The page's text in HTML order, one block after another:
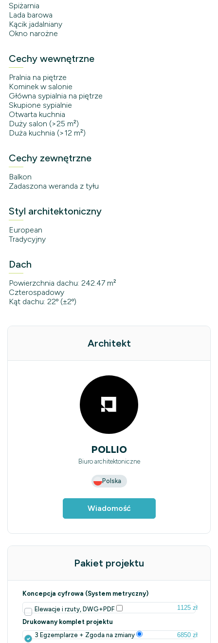
Spiżarnia
Lada barowa
Kącik jadalniany
Okno narożne
Cechy wewnętrzne
Pralnia na piętrze
Kominek w salonie
Główna sypialnia na piętrze
Skupione sypialnie
Otwarta kuchnia
Duży salon (>25 m²)
Duża kuchnia (>12 m²)
Cechy zewnętrzne
Balkon
Zadaszona weranda z tyłu
Styl architektoniczny
European
Tradycyjny
Dach
Powierzchnia dachu: 242.47 m²
Czterospadowy
Kąt dachu: 22º (±2º)
Architekt
POLLIO
Biuro architektoniczne
Polska
Wiadomość
Pakiet projektu
Koncepcja cyfrowa (System metryczny)
Elewacje i rzuty, DWG+PDF
1125 zł
Drukowany komplet projektu
3 Egzemplarze + Zgoda na zmiany
6850 zł